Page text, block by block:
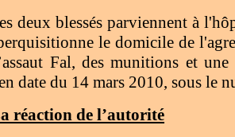
deux blessés parviennent à
le domicile de
Fal, des munitions et
date du 14 mars 2010, sous le
réaction de l’autorité